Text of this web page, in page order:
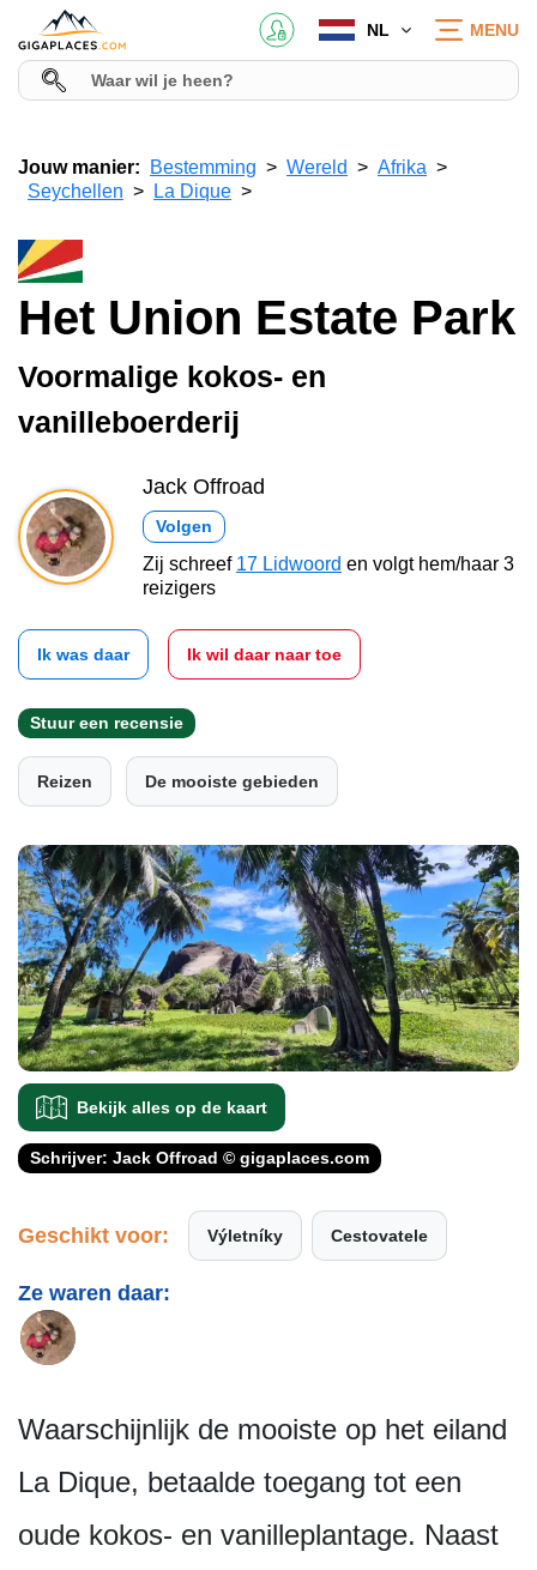
NL MENU
Jouw manier: Bestemming Wereld
Afrika
Seychellen
La Dique
Het Union Estate Park
Voormalige kokos- en
vanilleboerderij
Jack Offroad
Volgen
Zij schreef 17 Lidwoord en volgt hem/haar 3
reizigers
Ik was daar Ik wil daar naar toe
Stuur een recensie
Reizen De mooiste gebieden
Bekijk alles op de kaart
Schrijver: Jack Offroad © gigaplaces.com
Geschikt voor: Výletníky Cestovatele
Ze waren daar:
Waarschijnlijk de mooiste op het eiland
La Dique, betaalde toegang tot een
oude kokos- en vanilleplantage. Naast